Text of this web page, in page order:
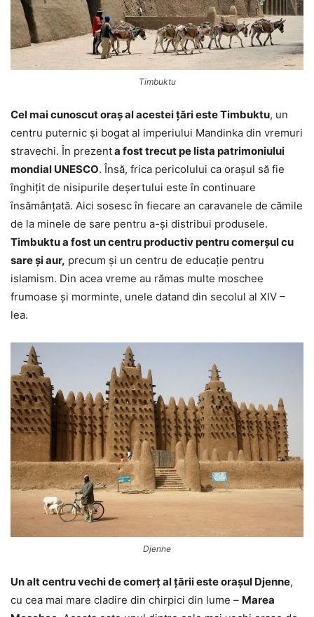
Timbuktu
Cel mai cunoscut oraș al acestei țări este Timbuktu, un
centru puternic și bogat al imperiului Mandinka din vremuri
stravechi. În prezenta fost trecut pe lista patrimoniului
mondial UNESCO. Însă, frica pericolului ca orașul să fie
înghițit de nisipurile deșertului este în continuare
însămânțată. Aici sosesc în fiecare an caravanele de cămile
de la minele de sare pentru a-și distribui produsele.
Timbuktu a fost un centru productiv pentru comerșul cu
sare și aur, precum și un centru de educație pentru
islamism. Din acea vreme au rămas multe moschee
frumoase și morminte, unele datand din secolul al XIV –
lea.
Djenne
Un alt centru vechi de comerț al țării este orașul Djenne,
cu cea mai mare cladire din chirpici din lume – Marea